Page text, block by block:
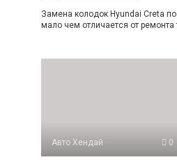
Замена колодок Hyundai Creta
мало чем отличается от
Авто Хендай 0